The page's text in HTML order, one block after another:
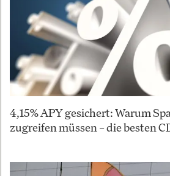
4,15% APY gesichert: Warum
zugreifen müssen – die besten